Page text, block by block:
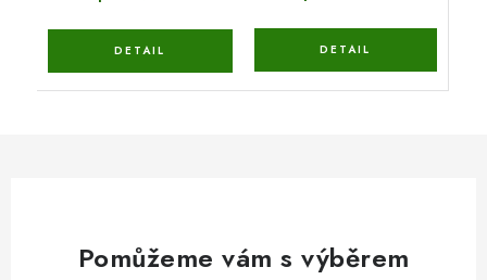
Pomůžeme vám s výběrem